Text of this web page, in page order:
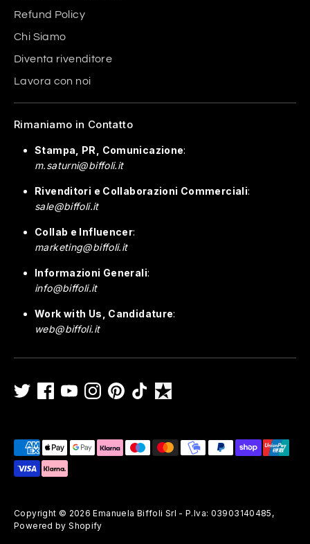
Refund Policy
Chi Siamo
Diventa rivenditore
Lavora con noi
Rimaniamo in Contatto
Stampa, PR, Comunicazione:
m.saturni@biffoli.it
Rivenditori e Collaborazioni Commerciali:
sale@biffoli.it
Collab e Influencer:
marketing@biffoli.it
Informazioni Generali:
info@biffoli.it
Work with Us, Candidature:
web@biffoli.it
Copyright © 2026Emanuela Biffoli Srl - P.Iva: 03903140485 ,
Powered by Shopify
Payment
methods
accepted